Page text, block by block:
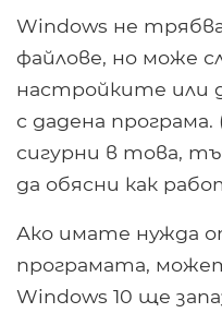
Windows не
файлове, но може
настройките или
с дадена
сигурни в това,
да обясни как
Ако имате нужда
програмата,
Windows 10 ще